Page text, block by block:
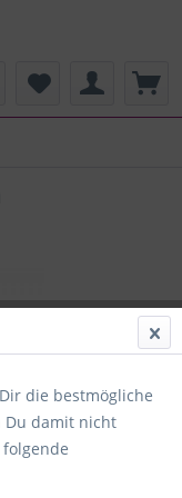
die bestmögliche
Du damit nicht